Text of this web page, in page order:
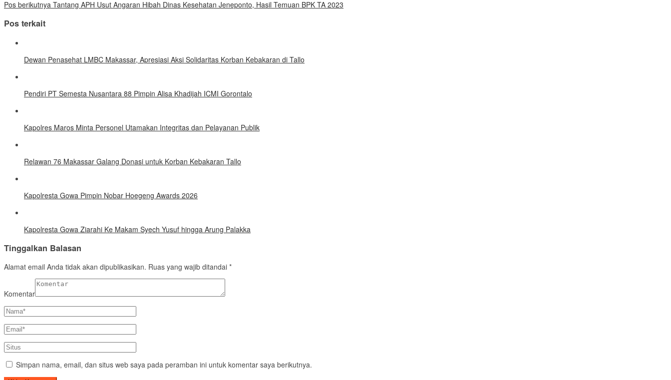
Pos berikutnya Tantang APH Usut Angaran Hibah Dinas Kesehatan Jeneponto, Hasil Temuan BPK TA 2023
Pos terkait
Dewan Penasehat LMBC Makassar, Apresiasi Aksi Solidaritas Korban Kebakaran di Tallo
Pendiri PT Semesta Nusantara 88 Pimpin Alisa Khadijah ICMI Gorontalo
Kapolres Maros Minta Personel Utamakan Integritas dan Pelayanan Publik
Relawan 76 Makassar Galang Donasi untuk Korban Kebakaran Tallo
Kapolresta Gowa Pimpin Nobar Hoegeng Awards 2026
Kapolresta Gowa Ziarahi Ke Makam Syech Yusuf hingga Arung Palakka
Tinggalkan Balasan
Alamat email Anda tidak akan dipublikasikan. Ruas yang wajib ditandai *
Komentar
Simpan nama, email, dan situs web saya pada peramban ini untuk komentar saya berikutnya.